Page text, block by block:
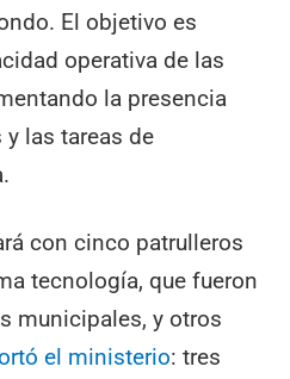
El objetivo es
operativa de las
la presencia
las tareas de
con cinco patrulleros
tecnología, que fueron
municipales, y otros
el ministerio: tres